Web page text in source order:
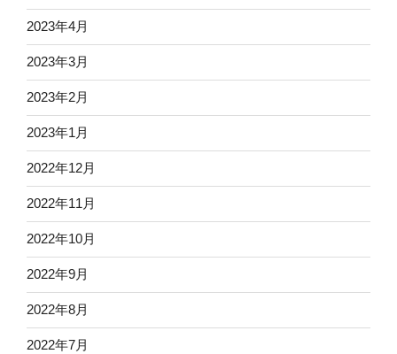
2023年4月
2023年3月
2023年2月
2023年1月
2022年12月
2022年11月
2022年10月
2022年9月
2022年8月
2022年7月